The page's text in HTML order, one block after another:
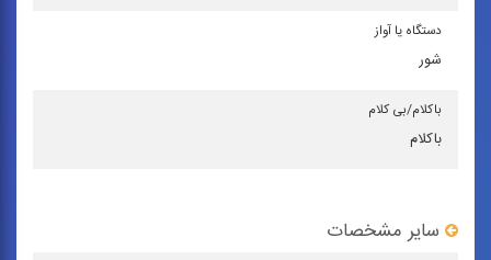
دستگاه یا آواز
شور
باكلام/بی كلام
باکلام
سایر مشخصات